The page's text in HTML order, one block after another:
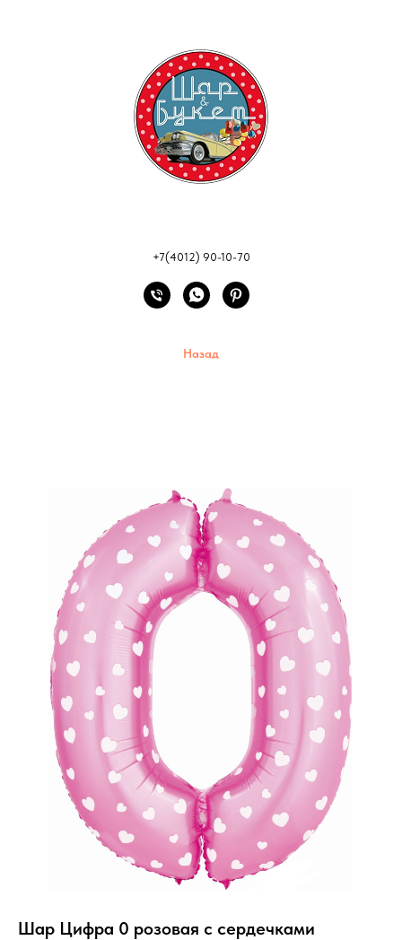
+7(4012) 90-10-70
Назад
Шар Цифра 0 розовая с сердечками